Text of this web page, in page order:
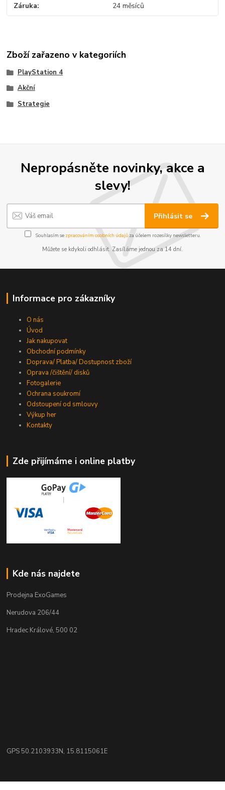
Záruka 24 měsíců
Zboží zařazeno v kategoriích
PlayStation 4
Akční
Strategie
Nepropásněte novinky, akce a
slevy!
Přihlásit se
Souhlasím se zpracováním osobních údajůza účelem rozesílky newsletteru.
Můžete se kdykoli odhlásit. Zasíláme jednou za 14 dní.
Informace pro zákazníky
O nás
Úvod
Jak nakupovat
Obchodní podmínky
Doprava/ Platba/ Dostupnost zboží
Oprava /čištění/ disků
Fotogalerie
Ochrana soukromí
Odstoupení od smlouvy
Výkup her
Kontakty
Zde přijímáme i online platby
Kde nás najdete
Prodejna ExoGames
Nerudova 206/44
Hradec Králové, 500 02
GPS 50.2103933N, 15.8115061E